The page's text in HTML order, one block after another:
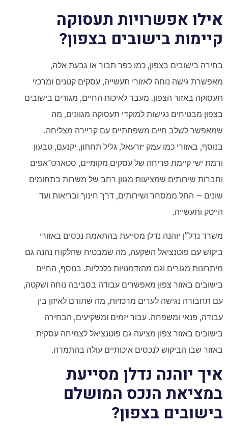
אילו אפשרויות תעסוקה
קיימות בישובים בצפון?
בחירה בישובים בצפון, כמו כפר תבור או גבעת אלה,
מאפשרת גישה נוחה לאזורי תעשייה, עסקים קטנים ומרכזי
תעסוקה באזור הצפון. מעבר לאיכות החיים, מגורים בישובים
בצפון מבטיחים נגישות למוקדי תעסוקה מגוונים, מה
שמאפשר לשלב חיים משפחתיים עם קריירה מצליחה.
בנוסף, באזורי כמו עמק יזרעאל, גליל תחתון, יקנעם, טבעון
ורמת ישי קיימת פריחה של עסקים מקומיים, סטארט־אפים
וחברות שירותים שמציעות מגוון רחב של משרות בתחומים
שונים – החל ממסחר ושירותים, דרך חינוך ובריאות ועד
הייטק ותעשייה.
משרד נדל"ן יוהנה נדלן מסייעת בהתאמת נכסים באזורי
ביקוש עם פוטנציאל השקעה, מה שמבטיח שהלקוח נהנה גם
מיתרונות מגורים וגם מהזדמנויות כלכליות. בנוסף, החיים
בישובים באזור צפון מאפשרים עבודה בסביבה נוחה ושקטה,
עם תחבורה נגישה לערים מרכזיות, מה שתורם לאיזון בין
עבודה, פנאי ומשפחה. עבור יזמים ומשקיעים, הבחירה
בישובים באזור צפון מציעה גם פוטנציאל לצמיחה עסקית
באזור שבו הביקוש לנכסים איכותיים עולה בהתמדה.
איך יוהנה נדלן מסייעת
במציאת הנכס המושלם
בישובים בצפון?